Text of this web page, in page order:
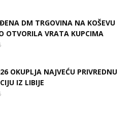
DM TRGOVINA NA KOŠEVU
OTVORILA VRATA KUPCIMA
OKUPLJA NAJVEĆU PRIVREDNU
IZ LIBIJE